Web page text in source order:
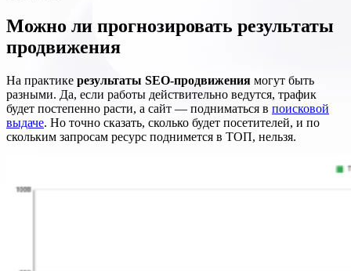
Можно ли прогнозировать результаты
продвижения
На практике результаты SEO-продвижения могут быть
разными. Да, если работы действительно ведутся, трафик
будет постепенно расти, а сайт — подниматься в поисковой
выдаче. Но точно сказать, сколько будет посетителей, и по
скольким запросам ресурс поднимется в ТОП, нельзя.